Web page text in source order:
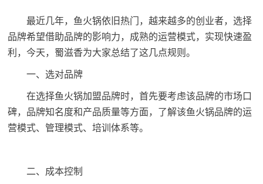
最近几年，鱼火锅依旧热门，越来越多的创业者，选择
品牌希望借助品牌的影响力，成熟的运营模式，实现快速盈
利，今天，蜀滋香为大家总结了这几点规则。
一、选对品牌
在选择鱼火锅加盟品牌时，首先要考虑该品牌的市场口
碑，品牌知名度和产品质量等方面，了解该鱼火锅品牌的运
营模式、管理模式、培训体系等。
二、成本控制